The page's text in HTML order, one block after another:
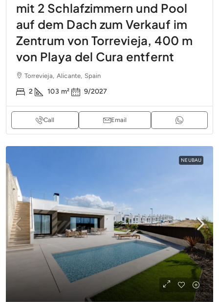
mit 2 Schlafzimmern und Pool
auf dem Dach zum Verkauf im
Zentrum von Torrevieja, 400 m
von Playa del Cura entfernt
Torrevieja, Alicante, Spain
2 103 m² 9/2027
Call Email
NEUBAU